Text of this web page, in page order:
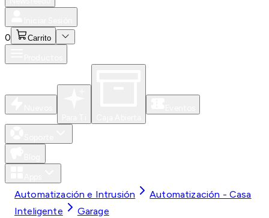
0 Carrito
Automatización e Intrusión
Automatización - Casa
Inteligente
Garage